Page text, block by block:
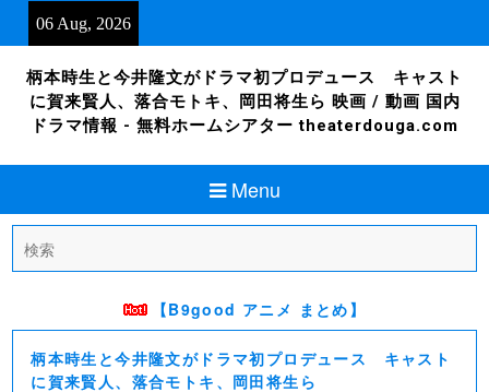
06 Aug, 2026
柄本時生と今井隆文がドラマ初プロデュース キャスト
に賀来賢人、落合モトキ、岡田将生ら 映画 / 動画 国内
ドラマ情報 - 無料ホームシアター theaterdouga.com
Menu
for:
【B9good アニメ まとめ】
柄本時生と今井隆文がドラマ初プロデュース キャスト
に賀来賢人、落合モトキ、岡田将生ら